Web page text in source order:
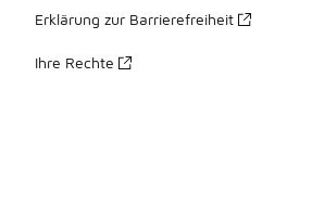
Erklärung zur Barrierefreiheit
Ihre Rechte